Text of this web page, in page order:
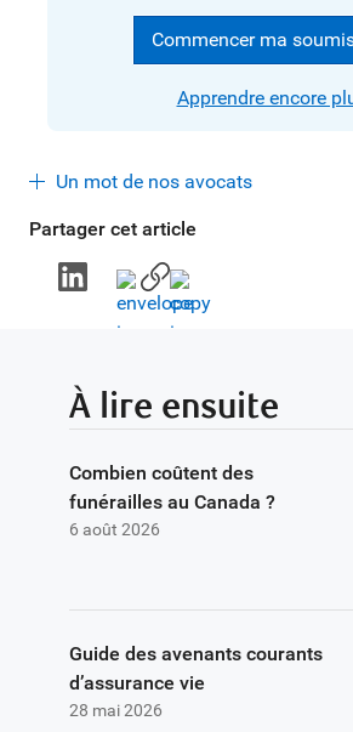
Partager cet article
Commencer ma
Apprendre encore
Un mot de nos avocats
À lire ensuite
6 août 2026
Combien coûtent des
funérailles au Canada ?
28 mai 2026
Guide des avenants courants
d’assurance vie